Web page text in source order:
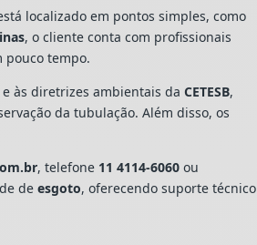
localizado em pontos simples, como
, o cliente conta com profissionais
pouco tempo.
e às diretrizes ambientais daCETESB,
da tubulação. Além disso, os
, telefone 11 4114-6060 ou
deesgoto, oferecendo suporte técnico